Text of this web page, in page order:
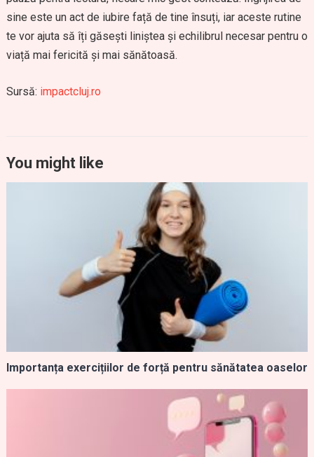
sine este un act de iubire față de tine însuți, iar aceste rutine
te vor ajuta să îți găsești liniștea și echilibrul necesar pentru o
viață mai fericită și mai sănătoasă.
Sursă: impactcluj.ro
You might like
Importanța exercițiilor de forță pentru sănătatea oaselor